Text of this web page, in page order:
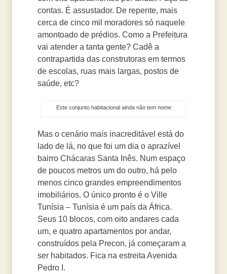
contas. É assustador. De repente, mais
cerca de cinco mil moradores só naquele
amontoado de prédios. Como a Prefeitura
vai atender a tanta gente? Cadê a
contrapartida das construtoras em termos
de escolas, ruas mais largas, postos de
saúde, etc?
Este conjunto habitacional ainda não tem nome
Mas o cenário mais inacreditável está do
lado de lá, no que foi um dia o aprazível
bairro Chácaras Santa Inês. Num espaço
de poucos metros um do outro, há pelo
menos cinco grandes empreendimentos
imobiliários. O único pronto é o Ville
Tunísia – Tunísia é um país da África.
Seus 10 blocos, com oito andares cada
um, e quatro apartamentos por andar,
construídos pela Precon, já começaram a
ser habitados. Fica na estreita Avenida
Pedro I.